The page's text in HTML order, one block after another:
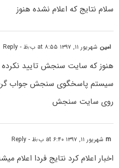
سلام نتایج که اعلام نشده هنوز
امین شهریور ۱۱, ۱۳۹۷ at ۸:۵۵ ب٫ظ - Reply
هنوز که سایت سنجش تایید نکرده
سیستم پاسخگوی سنجش جواب
روی سایت سنجش
mشهریور ۱۱, ۱۳۹۷ at ۶:۴۰ ب٫ظ - Reply
اخبار اعلام کرد نتایج فردا اعلام